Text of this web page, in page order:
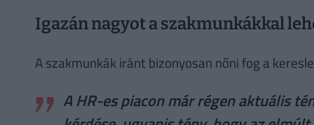
Igazán nagyot a szakmunkákkal
A szakmunkák iránt bizonyosan nőni fog a
A HR-es piacon már régen aktuális